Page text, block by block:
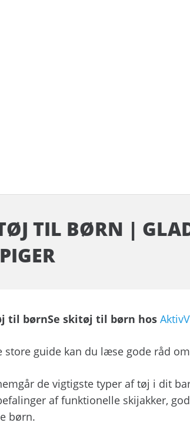
TIL BØRN |
Se skitøj til børn hos
store guide kan du læse gode råd
de vigtigste typer af tøj i dit
af funktionelle skijakker,
børn.